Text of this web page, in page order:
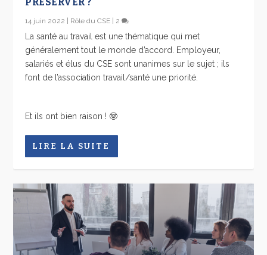
14 juin 2022 | Rôle du CSE | 2
La santé au travail est une thématique qui met
généralement tout le monde d’accord. Employeur,
salariés et élus du CSE sont unanimes sur le sujet ; ils
font de l’association travail/santé une priorité.
Et ils ont bien raison ! 🤓
LIRE LA SUITE